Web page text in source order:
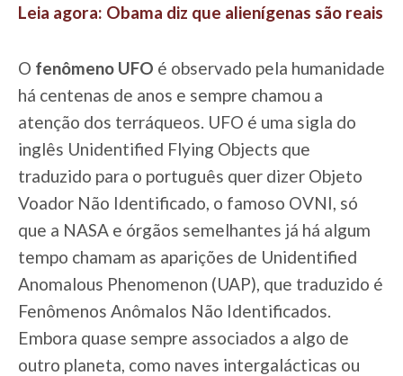
Leia agora: Obama diz que alienígenas são reais
O fenômeno UFO é observado pela humanidade
há centenas de anos e sempre chamou a
atenção dos terráqueos. UFO é uma sigla do
inglês Unidentified Flying Objects que
traduzido para o português quer dizer Objeto
Voador Não Identificado, o famoso OVNI, só
que a NASA e órgãos semelhantes já há algum
tempo chamam as aparições de Unidentified
Anomalous Phenomenon (UAP), que traduzido é
Fenômenos Anômalos Não Identificados.
Embora quase sempre associados a algo de
outro planeta, como naves intergalácticas ou